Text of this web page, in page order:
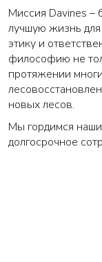
Миссия Davines –
лучшую жизнь для
этику и
философию не
протяжении
новых лесов.
Мы гордимся
долгосрочное